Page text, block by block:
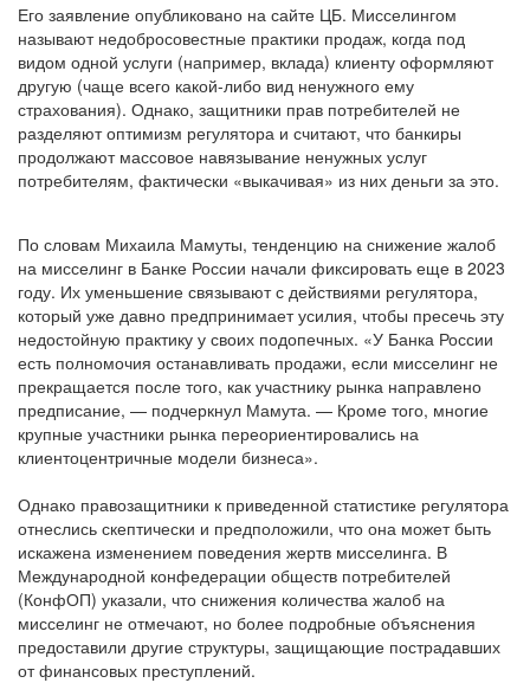
Его заявление опубликовано на сайте ЦБ. Мисселингом
называют недобросовестные практики продаж, когда под
видом одной услуги (например, вклада) клиенту оформляют
другую (чаще всего какой-либо вид ненужного ему
страхования). Однако, защитники прав потребителей не
разделяют оптимизм регулятора и считают, что банкиры
продолжают массовое навязывание ненужных услуг
потребителям, фактически «выкачивая» из них деньги за это.
По словам Михаила Мамуты, тенденцию на снижение жалоб
на мисселинг в Банке России начали фиксировать еще в 2023
году. Их уменьшение связывают с действиями регулятора,
который уже давно предпринимает усилия, чтобы пресечь эту
недостойную практику у своих подопечных. «У Банка России
есть полномочия останавливать продажи, если мисселинг не
прекращается после того, как участнику рынка направлено
предписание, — подчеркнул Мамута. — Кроме того, многие
крупные участники рынка переориентировались на
клиентоцентричные модели бизнеса».
Однако правозащитники к приведенной статистике регулятора
отнеслись скептически и предположили, что она может быть
искажена изменением поведения жертв мисселинга. В
Международной конфедерации обществ потребителей
(КонфОП) указали, что снижения количества жалоб на
мисселинг не отмечают, но более подробные объяснения
предоставили другие структуры, защищающие пострадавших
от финансовых преступлений.